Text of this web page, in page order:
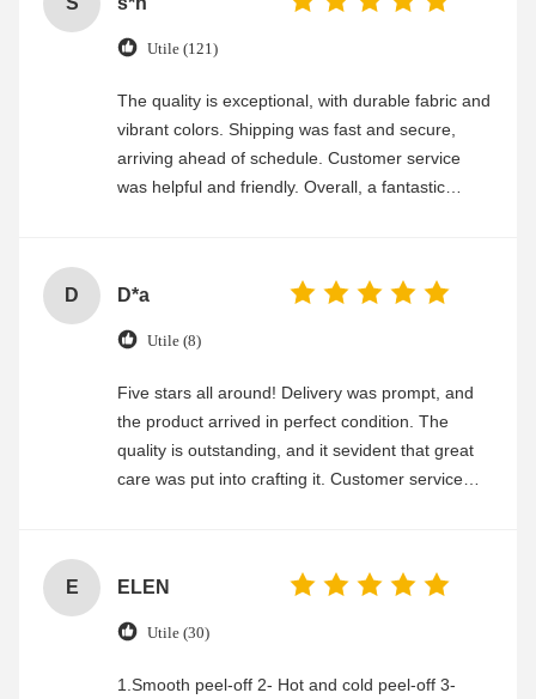
Utile (121)
The quality is exceptional, with durable fabric and
vibrant colors. Shipping was fast and secure,
arriving ahead of schedule. Customer service
was helpful and friendly. Overall, a fantastic
D D*a
Utile (8)
Five stars all around! Delivery was prompt, and
the product arrived in perfect condition. The
quality is outstanding, and it sevident that great
care was put into crafting it. Customer service
E ELEN
Utile (30)
1.Smooth peel-off 2- Hot and cold peel-off 3-